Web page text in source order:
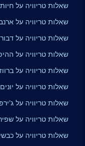
שאלות טריוויה על
שאלות טריוויה על
שאלות טריוויה על
שאלות טריוויה על
שאלות טריוויה על
שאלות טריוויה על יונים
שאלות טריוויה על
שאלות טריוויה על
שאלות טריוויה על